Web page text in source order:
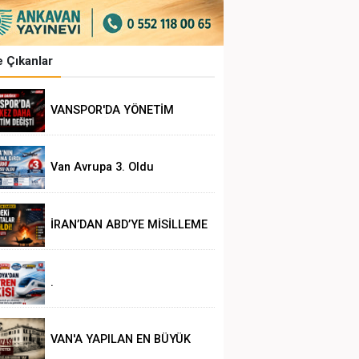
Çıkanlar
VANSPOR'DA YÖNETİM
Van Avrupa 3. Oldu
İRAN’DAN ABD’YE MİSİLLEME
.
VAN'A YAPILAN EN BÜYÜK